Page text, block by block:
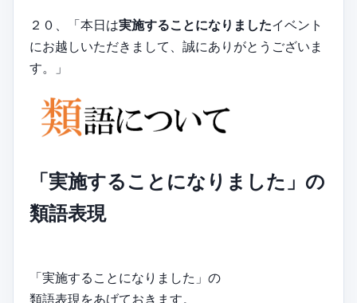
２０、「本日は実施することになりましたイベント
にお越しいただきまして、誠にありがとうございま
す。」
「実施することになりました」の
類語表現
「実施することになりました」の
類語表現をあげておきます。